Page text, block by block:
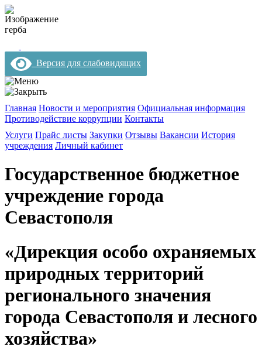
Версия для слабовидящих
Главная Новости и мероприятия Официальная информация
Противодействие коррупции Контакты
Услуги Прайс листы Закупки Отзывы Вакансии История
учреждения Личный кабинет
Государственное бюджетное
учреждение города
Севастополя
«Дирекция особо охраняемых
природных территорий
регионального значения
города Севастополя и лесного
хозяйства»